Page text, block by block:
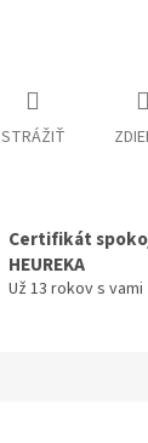
STRÁŽIŤ
Certifikát
HEUREKA
Už 13 rokov s vami